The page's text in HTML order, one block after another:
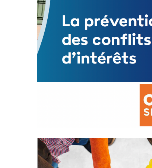
La prévention des conflits
d’intérêts
18 septembre 2023